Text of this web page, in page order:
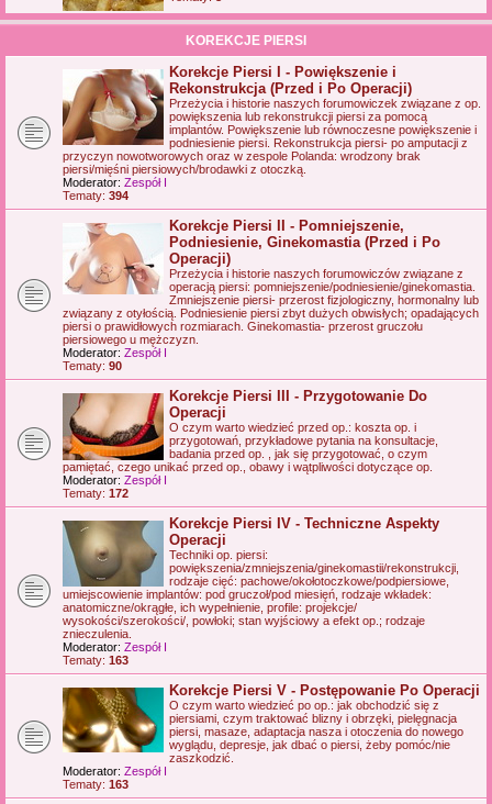
KOREKCJE PIERSI
Korekcje Piersi I - Powiększenie i
Rekonstrukcja (Przed i Po Operacji)
Przeżycia i historie naszych forumowiczek związane z op.
powiększenia lub rekonstrukcji piersi za pomocą
implantów. Powiększenie lub równoczesne powiększenie i
podniesienie piersi. Rekonstrukcja piersi- po amputacji z
przyczyn nowotworowych oraz w zespole Polanda: wrodzony brak
piersi/mięśni piersiowych/brodawki z otoczką.
Moderator: Zespół I
Tematy: 394
Korekcje Piersi II - Pomniejszenie,
Podniesienie, Ginekomastia (Przed i Po
Operacji)
Przeżycia i historie naszych forumowiczów związane z
operacją piersi: pomniejszenie/podniesienie/ginekomastia.
Zmniejszenie piersi- przerost fizjologiczny, hormonalny lub
związany z otyłością. Podniesienie piersi zbyt dużych obwisłych; opadających
piersi o prawidłowych rozmiarach. Ginekomastia- przerost gruczołu
piersiowego u mężczyzn.
Moderator: Zespół I
Tematy: 90
Korekcje Piersi III - Przygotowanie Do
Operacji
O czym warto wiedzieć przed op.: koszta op. i
przygotowań, przykładowe pytania na konsultacje,
badania przed op. , jak się przygotować, o czym
pamiętać, czego unikać przed op., obawy i wątpliwości dotyczące op.
Moderator: Zespół I
Tematy: 172
Korekcje Piersi IV - Techniczne Aspekty
Operacji
Techniki op. piersi:
powiększenia/zmniejszenia/ginekomastii/rekonstrukcji,
rodzaje cięć: pachowe/okołotoczkowe/podpiersiowe,
umiejscowienie implantów: pod gruczoł/pod miesięń, rodzaje wkładek:
anatomiczne/okrągłe, ich wypełnienie, profile: projekcje/
wysokości/szerokości/, powłoki; stan wyjściowy a efekt op.; rodzaje
znieczulenia.
Moderator: Zespół I
Tematy: 163
Korekcje Piersi V - Postępowanie Po Operacji
O czym warto wiedzieć po op.: jak obchodzić się z
piersiami, czym traktować blizny i obrzęki, pielęgnacja
piersi, masaze, adaptacja nasza i otoczenia do nowego
wyglądu, depresje, jak dbać o piersi, żeby pomóc/nie
zaszkodzić.
Moderator: Zespół I
Tematy: 163